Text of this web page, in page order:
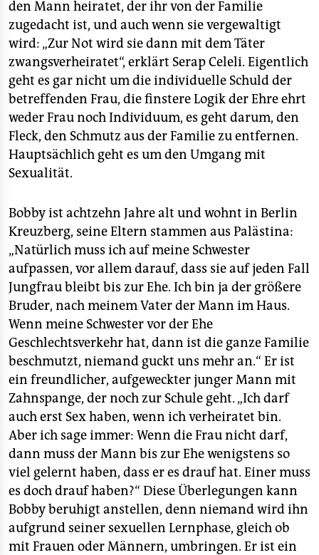
den Mann heiratet, der ihr von der Familie
zugedacht ist, und auch wenn sie vergewaltigt
wird: „Zur Not wird sie dann mit dem Täter
zwangsverheiratet“, erklärt Serap Celeli. Eigentlich
geht es gar nicht um die individuelle Schuld der
betreffenden Frau, die finstere Logik der Ehre ehrt
weder Frau noch Individuum, es geht darum, den
Fleck, den Schmutz aus der Familie zu entfernen.
Hauptsächlich geht es um den Umgang mit
Sexualität.
Bobby ist achtzehn Jahre alt und wohnt in Berlin
Kreuzberg, seine Eltern stammen aus Palästina:
„Natürlich muss ich auf meine Schwester
aufpassen, vor allem darauf, dass sie auf jeden Fall
Jungfrau bleibt bis zur Ehe. Ich bin ja der größere
Bruder, nach meinem Vater der Mann im Haus.
Wenn meine Schwester vor der Ehe
Geschlechtsverkehr hat, dann ist die ganze Familie
beschmutzt, niemand guckt uns mehr an.“ Er ist
ein freundlicher, aufgeweckter junger Mann mit
Zahnspange, der noch zur Schule geht. „Ich darf
auch erst Sex haben, wenn ich verheiratet bin.
Aber ich sage immer: Wenn die Frau nicht darf,
dann muss der Mann bis zur Ehe wenigstens so
viel gelernt haben, dass er es drauf hat. Einer muss
es doch drauf haben?“ Diese Überlegungen kann
Bobby beruhigt anstellen, denn niemand wird ihn
aufgrund seiner sexuellen Lernphase, gleich ob
mit Frauen oder Männern, umbringen. Er ist ein